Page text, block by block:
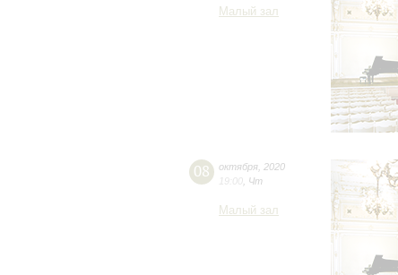
Малый зал
08 октября 2020
19:00 Чт
Малый зал